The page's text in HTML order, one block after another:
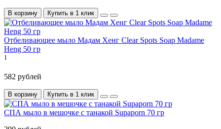
В корзину Купить в 1 клик
Отбеливающее мыло Мадам Хенг Clear Spots Soap Madame
Heng 50 гр
1
582 рублей
В корзину Купить в 1 клик
СПА мыло в мешочке с танакой Supaporn 70 гр